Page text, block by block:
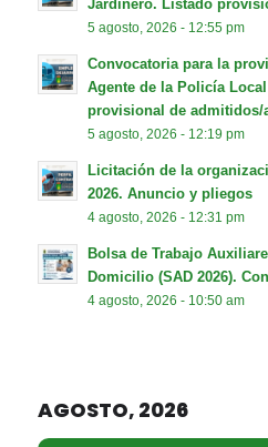
Jardinero. Listado
5 agosto, 2026 - 12:55 pm
Convocatoria para la
Agente de la Policía
provisional de admitidos/
5 agosto, 2026 - 12:19 pm
Licitación de la
2026. Anuncio y pliegos
4 agosto, 2026 - 12:31 pm
Bolsa de Trabajo
Domicilio (SAD 2026).
4 agosto, 2026 - 10:50 am
AGOSTO, 2026